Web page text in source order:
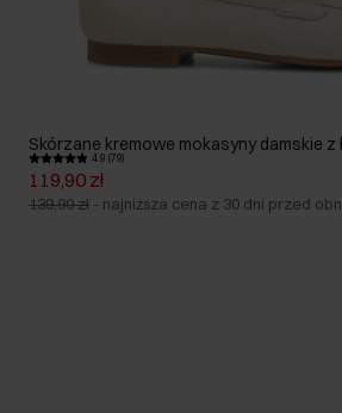
Skórzane kremowe mokasyny damskie z
4.9 (79)
119,90 zł
139,90 zł - najniższa cena z 30 dni przed